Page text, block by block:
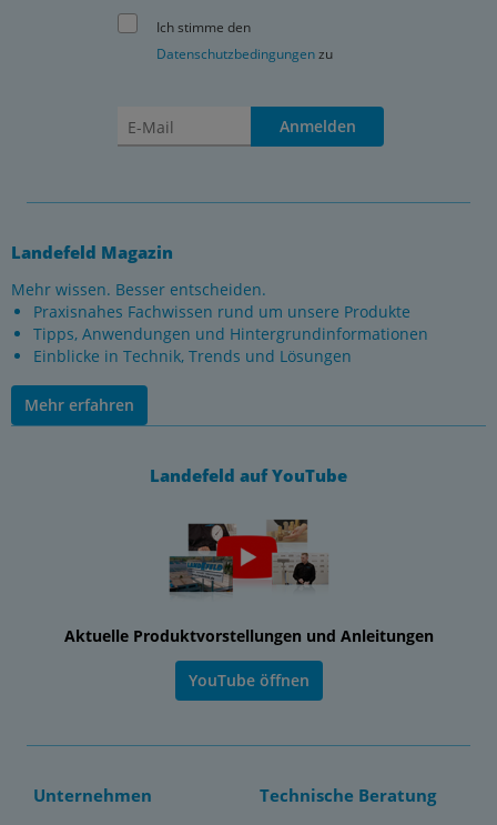
Ich stimme den
Datenschutzbedingungenzu
Anmelden
Landefeld Magazin
Mehr wissen. Besser entscheiden.
Praxisnahes Fachwissen rund um unsere Produkte
Tipps, Anwendungen und Hintergrundinformationen
Einblicke in Technik, Trends und Lösungen
Mehr erfahren
Landefeld auf YouTube
Aktuelle Produktvorstellungen und Anleitungen
YouTube öffnen
Unternehmen Technische Beratung